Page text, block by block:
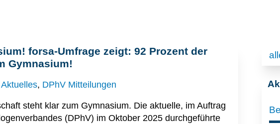
forsa-Umfrage zeigt: 92 Prozent der
Gymnasium!
Aktuelles, DPhV Mitteilungen
steht klar zum Gymnasium. Die aktuelle, im Auftrag
(DPhV) im Oktober 2025 durchgeführte